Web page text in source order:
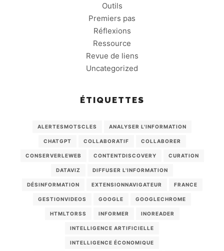
Outils
Premiers pas
Réflexions
Ressource
Revue de liens
Uncategorized
ÉTIQUETTES
ALERTESMOTSCLES ANALYSER L'INFORMATION
CHATGPT COLLABORATIF COLLABORER
CONSERVERLEWEB CONTENTDISCOVERY CURATION
DATAVIZ DIFFUSER L'INFORMATION
DÉSINFORMATION EXTENSIONNAVIGATEUR FRANCE
GESTIONVIDEOS GOOGLE GOOGLECHROME
HTMLTORSS INFORMER INOREADER
INTELLIGENCE ARTIFICIELLE
INTELLIGENCE ÉCONOMIQUE